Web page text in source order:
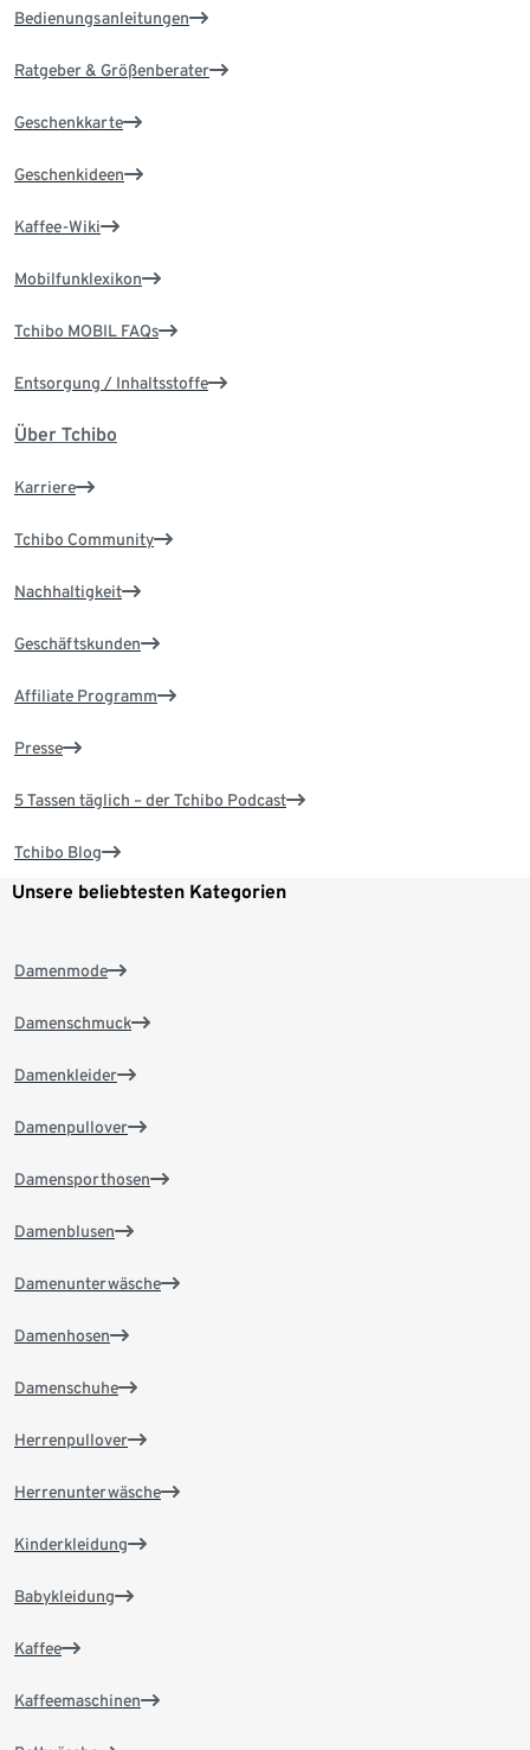
Bedienungsanleitungen
Ratgeber & Größenberater
Geschenkkarte
Geschenkideen
Kaffee-Wiki
Mobilfunklexikon
Tchibo MOBIL FAQs
Entsorgung / Inhaltsstoffe
Über Tchibo
Karriere
Tchibo Community
Nachhaltigkeit
Geschäftskunden
Affiliate Programm
Presse
5 Tassen täglich – der Tchibo Podcast
Tchibo Blog
Unsere beliebtesten Kategorien
Damenmode
Damenschmuck
Damenkleider
Damenpullover
Damensporthosen
Damenblusen
Damenunterwäsche
Damenhosen
Damenschuhe
Herrenpullover
Herrenunterwäsche
Kinderkleidung
Babykleidung
Kaffee
Kaffeemaschinen